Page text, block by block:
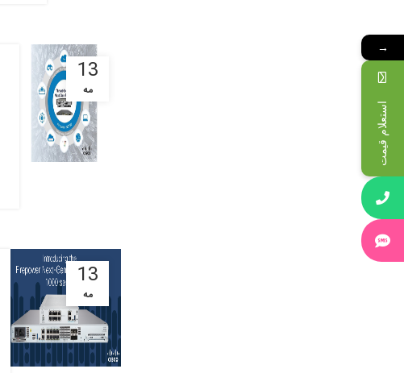
13
مه
13
مه
→
استعلام قیمت